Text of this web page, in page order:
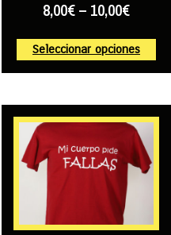
8,00€– 10,00€
Seleccionar opciones